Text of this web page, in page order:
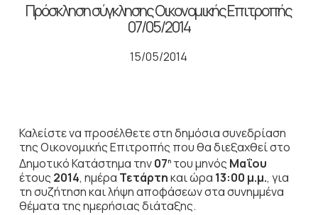
Πρόσκληση σύγκλησης Οικονομικής Επιτροπής
07/05/2014
15/05/2014
Καλείστε να προσέλθετε στη δημόσια συνεδρίαση
της Οικονομικής Επιτροπής που θα διεξαχθεί στο
Δημοτικό Κατάστημα την07ητου μηνός Μαΐου
έτους 2014, ημέρα Τετάρτηκαι ώρα 13:00 μ.μ., για
τη συζήτησηκαι λήψη αποφάσεων στα συνημμένα
θέματα της ημερήσιας διάταξης.